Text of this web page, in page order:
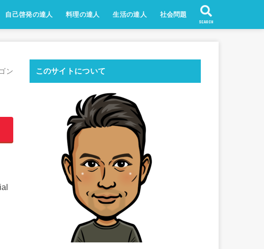
自己啓発の達人 料理の達人 生活の達人 社会問題
SEARCH
ン このサイトについて